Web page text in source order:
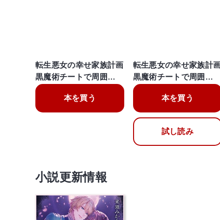
転生悪女の幸せ家族計画
黒魔術チートで周囲…
本を買う
転生悪女の幸せ家族計
黒魔術チートで周囲…
本を買う
試し読み
小説更新情報